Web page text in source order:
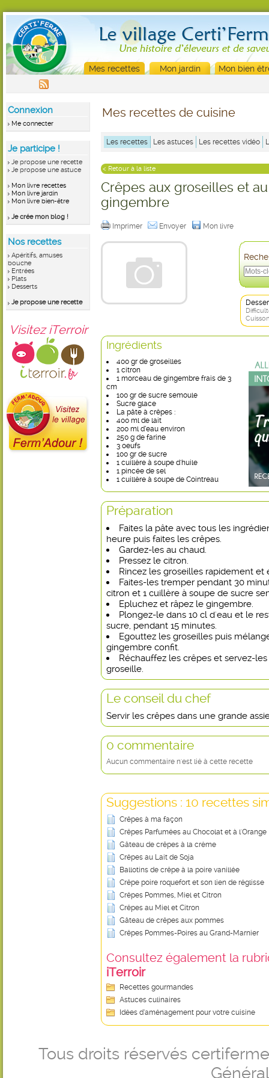
Mes recettes Mon jardin Mon bien
Connexion
Me connecter
Je participe !
Je propose une recette
Je propose une astuce
Mon livre recettes
Mon livre jardin
Mon livre bien-être
Je crée mon blog !
Nos recettes
Apéritifs, amuses
bouche
Entrées
Plats
Desserts
Je propose une recette
Visitez iTerroir
Mes recettes de cuisine
Les recettes Les astuces Les recettes vidéo
< Retour à la liste
Crêpes aux groseilles et
gingembre
Imprimer Envoyer Mon livre
Ingrédients
400 gr de groseilles
1 citron
1 morceau de gingembre frais de 3
cm
100 gr de sucre semoule
Sucre glace
La pâte à crêpes :
400 ml de lait
200 ml d’eau environ
250 g de farine
3 oeufs
100 gr de sucre
1 cuillère à soupe d'huile
1 pincée de sel
1 cuillère à soupe de Cointreau
Préparation
Faites la pâte avec tous les
heure puis faites les crêpes.
Gardez-les au chaud.
Pressez le citron.
Rincez les groseilles rapidement et
Faites-les tremper pendant 30
citron et 1 cuillère à soupe de sucre
Epluchez et râpez le gingembre.
Plongez-le dans 10 cl d'eau et le
sucre, pendant 15 minutes.
Egouttez les groseilles puis
gingembre confit.
Réchauffez les crêpes et servez-
groseille.
Le conseil du chef
Servir les crêpes dans une grande
0 commentaire
Aucun commentaire n'est lié à cette recette
Suggestions : 10 recettes
Crêpes à ma façon
Crêpes Parfumées au Chocolat et à l'Orange
Gâteau de crêpes à la crème
Crêpes au Lait de Soja
Ballotins de crêpe à la poire vanillée
Crêpe poire roquefort et son lien de réglisse
Crêpes Pommes, Miel et Citron
Crêpes au Miel et Citron
Gâteau de crêpes aux pommes
Crêpes Pommes-Poires au Grand-Marnier
Consultez également la
iTerroir
Recettes gourmandes
Astuces culinaires
Idées d’aménagement pour votre cuisine
Tous droits réservés